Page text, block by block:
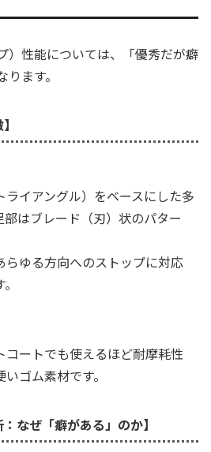
）性能については、「優秀だが癖
ます。
イアングル）をベースにした多
はブレード（刃）状のパター
らゆる方向へのストップに対応
コートでも使えるほど耐摩耗性
ゴム素材です。
なぜ「癖がある」のか】